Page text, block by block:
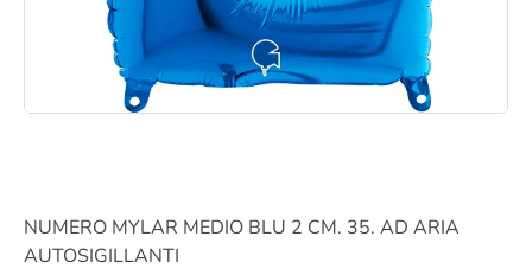
NUMERO MYLAR MEDIO BLU 2 CM. 35. AD ARIA
AUTOSIGILLANTI